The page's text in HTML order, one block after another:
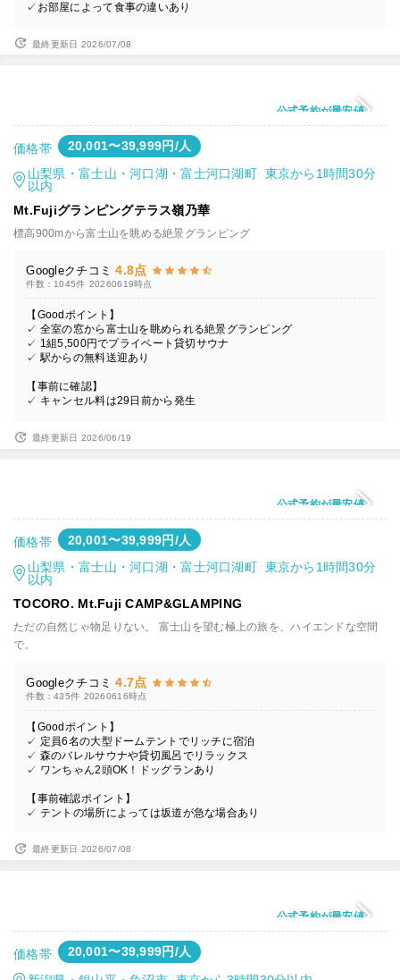
✓お部屋によって食事の違いあり
最終更新日 2026/07/08
公式予約が最安値
価格帯
20,001〜39,999円/人
山梨県・富士山・河口湖・富士河口湖町 東京から1時間30分
以内
Mt.Fujiグランピングテラス嶺乃華
標高900mから富士山を眺める絶景グランピング
Googleクチコミ 4.8点
件数：1045件 20260619時点
【Goodポイント】
✓ 全室の窓から富士山を眺められる絶景グランピング
✓ 1組5,500円でプライベート貸切サウナ
✓ 駅からの無料送迎あり
【事前に確認】
✓ キャンセル料は29日前から発生
最終更新日 2026/06/19
公式予約が最安値
価格帯
20,001〜39,999円/人
山梨県・富士山・河口湖・富士河口湖町 東京から1時間30分
以内
TOCORO. Mt.Fuji CAMP&GLAMPING
ただの自然じゃ物足りない。 富士山を望む極上の旅を、ハイエンドな空間
で。
Googleクチコミ 4.7点
件数：435件 20260616時点
【Goodポイント】
✓ 定員6名の大型ドームテントでリッチに宿泊
✓ 森のバレルサウナや貸切風呂でリラックス
✓ ワンちゃん2頭OK！ドッグランあり
【事前確認ポイント】
✓ テントの場所によっては坂道が急な場合あり
最終更新日 2026/07/08
公式予約が最安値
価格帯 20,001〜39,999円/人